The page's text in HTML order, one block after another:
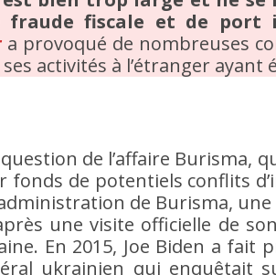
fraude fiscale et de port
a provoqué de nombreuses
activités à l’étranger ayant
de l’affaire Burisma,
de potentiels conflits
de Burisma,
une visite officielle de
En 2015, Joe Biden a fait
ukrainien qui enquêtait